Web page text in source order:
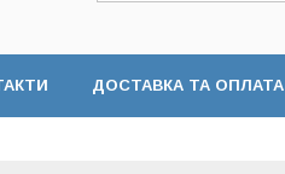
ДОСТАВКА ТА ОПЛАТА